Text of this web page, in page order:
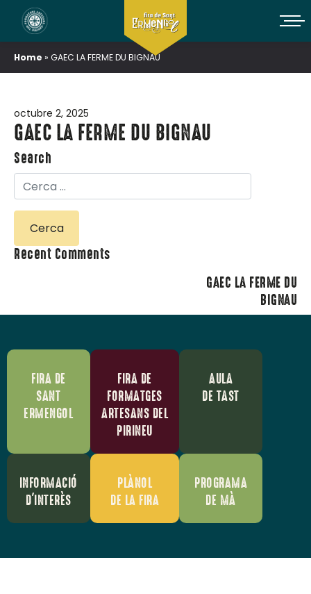
Home » GAEC LA FERME DU BIGNAU
octubre 2, 2025
GAEC LA FERME DU BIGNAU
Search
Recent Comments
GAEC LA FERME DU
BIGNAU
FIRA DE
SANT
ERMENGOL
FIRA DE
FORMATGES
ARTESANS DEL
PIRINEU
AULA
DE TAST
INFORMACIÓ
D'INTERÈS
PLÀNOL
DE LA FIRA
PROGRAMA
DE MÀ